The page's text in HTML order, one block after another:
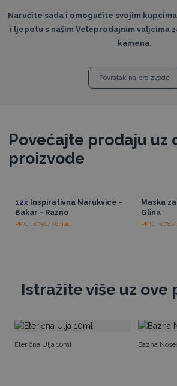
Naručite sada i omogućite svojim
i ljepotu s našim Veleprodajnim valjcima
kamena.
Povratak na proizvode
Povećajte prodaju uz
proizvode
12x Inspirativna Narukvice -
Bakar - Razno
PMC : €7.50/Komad
Maska
Glina
PMC :
Istražite više uz ove
Eterična Ulja 10ml Bazna